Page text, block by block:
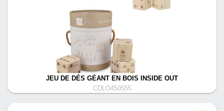
JEU DE DÉS GÉANT EN BOIS INSIDE OUT
CDLO450555